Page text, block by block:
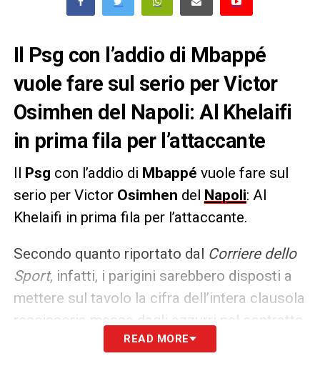
Il Psg con l’addio di Mbappé
vuole fare sul serio per Victor
Osimhen del Napoli: Al Khelaifi
in prima fila per l’attaccante
Il Psg con l’addio di Mbappé vuole fare sul
serio per Victor Osimhen del Napoli: Al
Khelaifi in prima fila per l’attaccante.
Secondo quanto riportato dal Corriere dello
Sport, infatti, i parigini sarebbero disposti a
mettere sul tavolo la cifra dell’intera clausola
rescissoria messa dagli azzurri nel contratto
del giocatore nigeriano.
READ MORE